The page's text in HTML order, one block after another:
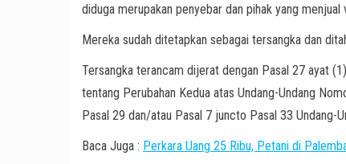
diduga merupakan penyebar dan pihak yang
Mereka sudah ditetapkan sebagai tersangka dan
Tersangka terancam dijerat dengan Pasal 27 ayat
tentang Perubahan Kedua atas Undang-Undang
Pasal 29 dan/atau Pasal 7 juncto Pasal 33 Undang-
Baca Juga : Perkara Uang 25 Ribu, Petani di